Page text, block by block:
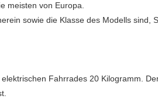
meisten von Europa.
sowie die Klasse des Modells sind,
Fahrrades 20 Kilogramm.